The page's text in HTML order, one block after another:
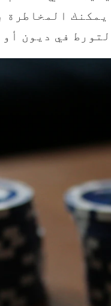
المخاطرة
في ديون